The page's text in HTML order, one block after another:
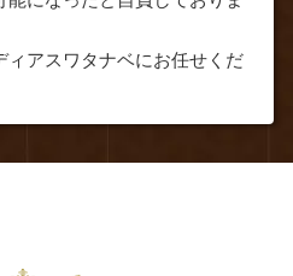
ィアスワタナベにお任せくだ